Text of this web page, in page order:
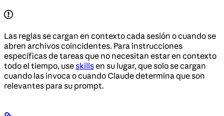
Las reglas se cargan en contexto cada sesión o cuando se
abren archivos coincidentes. Para instrucciones
específicas de tareas que no necesitan estar en contexto
todo el tiempo, useskillsen su lugar, que solo se cargan
cuando las invoca o cuando Claude determina que son
relevantes para su prompt.